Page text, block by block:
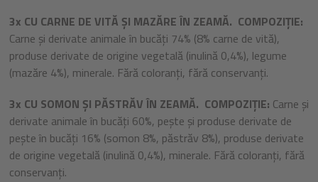
3x CU CARNE DE VITĂ ȘI MAZĂRE ÎN ZEAMĂ. COMPOZIȚIE:
Carne și derivate animale în bucăți 74% (8% carne de vită),
produse derivate de origine vegetală (inulină 0,4%), legume
(mazăre 4%), minerale. Fără coloranți, fără conservanți.
3x CU SOMON ȘI PĂSTRĂV ÎN ZEAMĂ. COMPOZIȚIE: Carne și
derivate animale în bucăți 60%, pește și produse derivate de
pește în bucăți 16% (somon 8%, păstrăv 8%), produse derivate
de origine vegetală (inulină 0,4%), minerale. Fără coloranți, fără
conservanți.